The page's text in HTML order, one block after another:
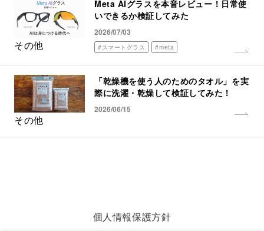
その他
Meta AIグラスを本音レビュー！日常使
いできるか検証してみた
2026/07/03
#スマートグラス #meta
その他
「乾燥機を使う人のためのタオル」を実
際に洗濯・乾燥して検証してみた！
2026/06/15
個人情報保護方針